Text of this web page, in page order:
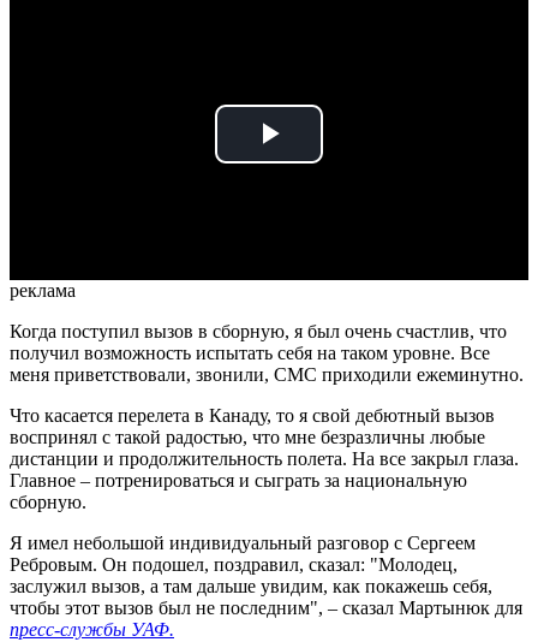
Play
реклама
Когда поступил вызов в сборную, я был очень счастлив, что
получил возможность испытать себя на таком уровне. Все
меня приветствовали, звонили, СМС приходили ежеминутно.
Что касается перелета в Канаду, то я свой дебютный вызов
воспринял с такой радостью, что мне безразличны любые
дистанции и продолжительность полета. На все закрыл глаза.
Главное – потренироваться и сыграть за национальную
сборную.
Я имел небольшой индивидуальный разговор с Сергеем
Ребровым. Он подошел, поздравил, сказал: "Молодец,
заслужил вызов, а там дальше увидим, как покажешь себя,
чтобы этот вызов был не последним", – сказал Мартынюк для
пресс-службы УАФ.